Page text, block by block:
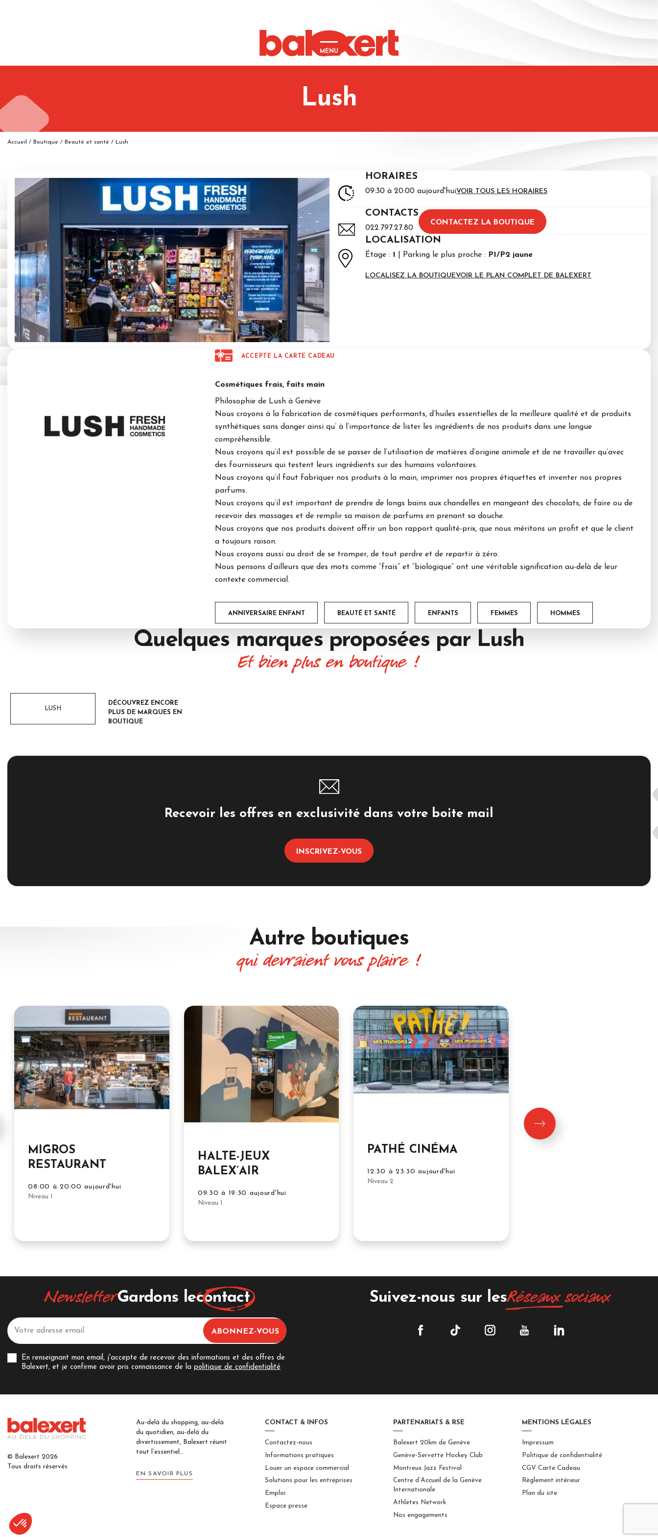
MENU
Lush
Accueil / Boutique / Beauté et santé / Lush
HORAIRES
09:30 à 20:00 aujourd'huiVOIR TOUS LES HORAIRES
CONTACTS
022.797.27.80
CONTACTEZ LA BOUTIQUE
LOCALISATION
Étage : 1 Parking le plus proche : P1/P2 jaune
LOCALISEZ LA BOUTIQUEVOIR LE PLAN COMPLET DE BALEXERT
ACCEPTE LA CARTE CADEAU
Cosmétiques frais, faits main
Philosophie de Lush à Genève
Nous croyons à la fabrication de cosmétiques performants, d’huiles essentielles de la meilleure qualité et de produits
synthétiques sans danger ainsi qu’ à l’importance de lister les ingrédients de nos produits dans une langue
compréhensible.
Nous croyons qu’il est possible de se passer de l’utilisation de matières d’origine animale et de ne travailler qu’avec
des fournisseurs qui testent leurs ingrédients sur des humains volontaires.
Nous croyons qu’il faut fabriquer nos produits à la main, imprimer nos propres étiquettes et inventer nos propres
parfums.
Nous croyons qu’il est important de prendre de longs bains aux chandelles en mangeant des chocolats, de faire ou de
recevoir des massages et de remplir sa maison de parfums en prenant sa douche.
Nous croyons que nos produits doivent offrir un bon rapport qualité-prix, que nous méritons un profit et que le client
a toujours raison.
Nous croyons aussi au droit de se tromper, de tout perdre et de repartir à zéro.
Nous pensons d’ailleurs que des mots comme “frais” et “biologique” ont une véritable signification au-delà de leur
contexte commercial.
ANNIVERSAIRE ENFANT BEAUTÉ ET SANTÉ ENFANTS FEMMES HOMMES
Quelques marques proposées par Lush
Et bien plus en boutique !
LUSH
DÉCOUVREZ ENCORE
PLUS DE MARQUES EN
BOUTIQUE
Recevoir les offres en exclusivité dans votre boite mail
INSCRIVEZ-VOUS
Autre boutiques
qui devraient vous plaire !
MIGROS
RESTAURANT
08:00 à 20:00 aujourd'hui
Niveau 1
HALTE-JEUX
BALEX’AIR
09:30 à 19:30 aujourd'hui
Niveau 1
PATHÉ CINÉMA
12:30 à 23:30 aujourd'hui
Niveau 2
NewsletterGardons lecontact
En renseignant mon email, j'accepte de recevoir des informations et des offres de
Balexert, et je confirme avoir pris connaissance de la politique de confidentialité
Suivez-nous sur lesRéseauxsociaux
© Balexert 2026
Tous droits réservés
Au-delà du shopping, au-delà
du quotidien, au-delà du
divertissement, Balexert réunit
tout l’essentiel…
EN SAVOIR PLUS
CONTACT & INFOS
Contactez-nous
Informations pratiques
Louer un espace commercial
Solutions pour les entreprises
Emploi
Espace presse
PARTENARIATS & RSE
Balexert 20km de Genève
Genève-Servette Hockey Club
Montreux Jazz Festival
Centre d’Accueil de la Genève
Internationale
Athletes Network
Nos engagements
MENTIONS LÉGALES
Impressum
Politique de confidentialité
CGV Carte Cadeau
Règlement intérieur
Plan du site